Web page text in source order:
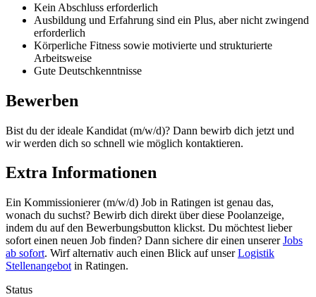
Kein Abschluss erforderlich
Ausbildung und Erfahrung sind ein Plus, aber nicht zwingend
erforderlich
Körperliche Fitness sowie motivierte und strukturierte
Arbeitsweise
Gute Deutschkenntnisse
Bewerben
Bist du der ideale Kandidat (m/w/d)? Dann bewirb dich jetzt und
wir werden dich so schnell wie möglich kontaktieren.
Extra Informationen
Ein Kommissionierer (m/w/d) Job in Ratingen ist genau das,
wonach du suchst? Bewirb dich direkt über diese Poolanzeige,
indem du auf den Bewerbungsbutton klickst. Du möchtest lieber
sofort einen neuen Job finden? Dann sichere dir einen unsererJobs
ab sofort. Wirf alternativ auch einen Blick auf unserLogistik
Stellenangebot in Ratingen.
Status